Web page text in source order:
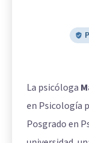
La psicóloga
en Psicología
Posgrado en